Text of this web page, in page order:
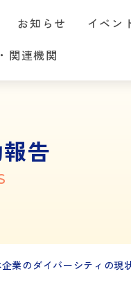
お知らせ イベン
関連機関
告
業のダイバーシティの